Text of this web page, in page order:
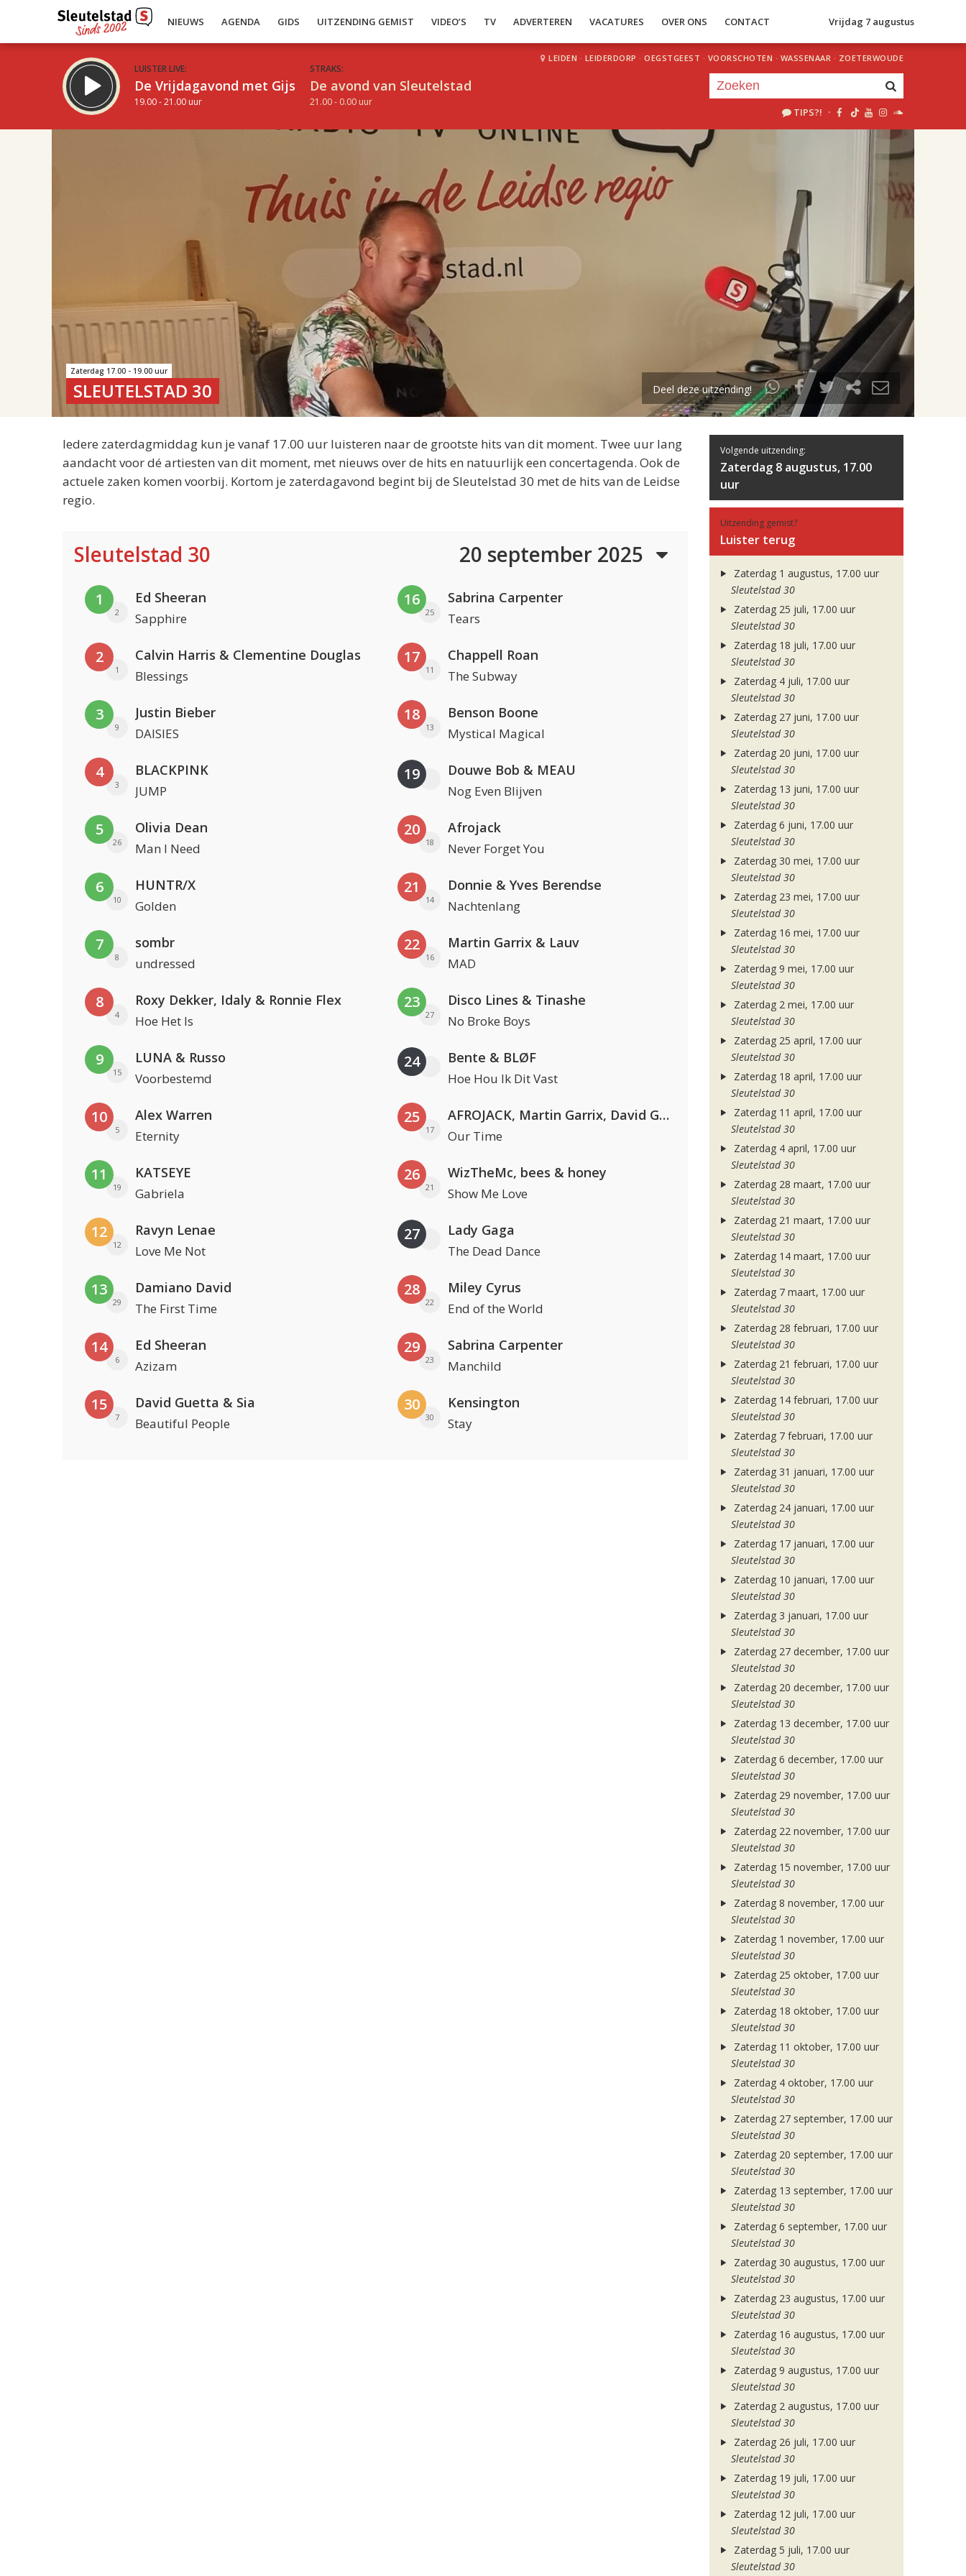
NIEUWS AGENDA GIDS UITZENDING GEMIST VIDEO’S TV ADVERTEREN VACATURES OVER ONS CONTACT Vrijdag 7 augustus
LUISTER LIVE:
De Vrijdagavond met Gijs
19.00 - 21.00 uur
STRAKS:
De avond van Sleutelstad
21.00 - 0.00 uur
LEIDEN · LEIDERDORP · OEGSTGEEST · VOORSCHOTEN · WASSENAAR · ZOETERWOUDE
TIPS?! ·
uur 1 van 2
Volgend uur
Zaterdag 17.00 - 19.00 uur
SLEUTELSTAD 30 Deel deze uitzending!
Iedere zaterdagmiddag kun je vanaf 17.00 uur luisteren naar de grootste hits van dit moment. Twee uur lang
aandacht voor dé artiesten van dit moment, met nieuws over de hits en natuurlijk een concertagenda. Ook de
actuele zaken komen voorbij. Kortom je zaterdagavond begint bij de Sleutelstad 30 met de hits van de Leidse
regio.
Sleutelstad 30 20 september 2025
1
2
Ed Sheeran
Sapphire
2
1
Calvin Harris & Clementine Douglas
Blessings
3
9
Justin Bieber
DAISIES
4
3
BLACKPINK
JUMP
5
26
Olivia Dean
Man I Need
6
10
HUNTR/X
Golden
7
8
sombr
undressed
8
4
Roxy Dekker, Idaly & Ronnie Flex
Hoe Het Is
9
15
LUNA & Russo
Voorbestemd
10
5
Alex Warren
Eternity
11
19
KATSEYE
Gabriela
12
12
Ravyn Lenae
Love Me Not
13
29
Damiano David
The First Time
14
6
Ed Sheeran
Azizam
15
7
David Guetta & Sia
Beautiful People
16
25
Sabrina Carpenter
Tears
17
11
Chappell Roan
The Subway
18
13
Benson Boone
Mystical Magical
19 Douwe Bob & MEAU
Nog Even Blijven
20
18
Afrojack
Never Forget You
21
14
Donnie & Yves Berendse
Nachtenlang
22
16
Martin Garrix & Lauv
MAD
23
27
Disco Lines & Tinashe
No Broke Boys
24 Bente & BLØF
Hoe Hou Ik Dit Vast
25
17
AFROJACK, Martin Garrix, David Guetta & Amél
Our Time
26
21
WizTheMc, bees & honey
Show Me Love
27 Lady Gaga
The Dead Dance
28
22
Miley Cyrus
End of the World
29
23
Sabrina Carpenter
Manchild
30
30
Kensington
Stay
Volgende uitzending:
Zaterdag 8 augustus, 17.00
uur
Uitzending gemist?
Luister terug
Zaterdag 1 augustus, 17.00 uur
Sleutelstad 30
Zaterdag 25 juli, 17.00 uur
Sleutelstad 30
Zaterdag 18 juli, 17.00 uur
Sleutelstad 30
Zaterdag 4 juli, 17.00 uur
Sleutelstad 30
Zaterdag 27 juni, 17.00 uur
Sleutelstad 30
Zaterdag 20 juni, 17.00 uur
Sleutelstad 30
Zaterdag 13 juni, 17.00 uur
Sleutelstad 30
Zaterdag 6 juni, 17.00 uur
Sleutelstad 30
Zaterdag 30 mei, 17.00 uur
Sleutelstad 30
Zaterdag 23 mei, 17.00 uur
Sleutelstad 30
Zaterdag 16 mei, 17.00 uur
Sleutelstad 30
Zaterdag 9 mei, 17.00 uur
Sleutelstad 30
Zaterdag 2 mei, 17.00 uur
Sleutelstad 30
Zaterdag 25 april, 17.00 uur
Sleutelstad 30
Zaterdag 18 april, 17.00 uur
Sleutelstad 30
Zaterdag 11 april, 17.00 uur
Sleutelstad 30
Zaterdag 4 april, 17.00 uur
Sleutelstad 30
Zaterdag 28 maart, 17.00 uur
Sleutelstad 30
Zaterdag 21 maart, 17.00 uur
Sleutelstad 30
Zaterdag 14 maart, 17.00 uur
Sleutelstad 30
Zaterdag 7 maart, 17.00 uur
Sleutelstad 30
Zaterdag 28 februari, 17.00 uur
Sleutelstad 30
Zaterdag 21 februari, 17.00 uur
Sleutelstad 30
Zaterdag 14 februari, 17.00 uur
Sleutelstad 30
Zaterdag 7 februari, 17.00 uur
Sleutelstad 30
Zaterdag 31 januari, 17.00 uur
Sleutelstad 30
Zaterdag 24 januari, 17.00 uur
Sleutelstad 30
Zaterdag 17 januari, 17.00 uur
Sleutelstad 30
Zaterdag 10 januari, 17.00 uur
Sleutelstad 30
Zaterdag 3 januari, 17.00 uur
Sleutelstad 30
Zaterdag 27 december, 17.00 uur
Sleutelstad 30
Zaterdag 20 december, 17.00 uur
Sleutelstad 30
Zaterdag 13 december, 17.00 uur
Sleutelstad 30
Zaterdag 6 december, 17.00 uur
Sleutelstad 30
Zaterdag 29 november, 17.00 uur
Sleutelstad 30
Zaterdag 22 november, 17.00 uur
Sleutelstad 30
Zaterdag 15 november, 17.00 uur
Sleutelstad 30
Zaterdag 8 november, 17.00 uur
Sleutelstad 30
Zaterdag 1 november, 17.00 uur
Sleutelstad 30
Zaterdag 25 oktober, 17.00 uur
Sleutelstad 30
Zaterdag 18 oktober, 17.00 uur
Sleutelstad 30
Zaterdag 11 oktober, 17.00 uur
Sleutelstad 30
Zaterdag 4 oktober, 17.00 uur
Sleutelstad 30
Zaterdag 27 september, 17.00 uur
Sleutelstad 30
Zaterdag 20 september, 17.00 uur
Sleutelstad 30
Zaterdag 13 september, 17.00 uur
Sleutelstad 30
Zaterdag 6 september, 17.00 uur
Sleutelstad 30
Zaterdag 30 augustus, 17.00 uur
Sleutelstad 30
Zaterdag 23 augustus, 17.00 uur
Sleutelstad 30
Zaterdag 16 augustus, 17.00 uur
Sleutelstad 30
Zaterdag 9 augustus, 17.00 uur
Sleutelstad 30
Zaterdag 2 augustus, 17.00 uur
Sleutelstad 30
Zaterdag 26 juli, 17.00 uur
Sleutelstad 30
Zaterdag 19 juli, 17.00 uur
Sleutelstad 30
Zaterdag 12 juli, 17.00 uur
Sleutelstad 30
Zaterdag 5 juli, 17.00 uur
Sleutelstad 30